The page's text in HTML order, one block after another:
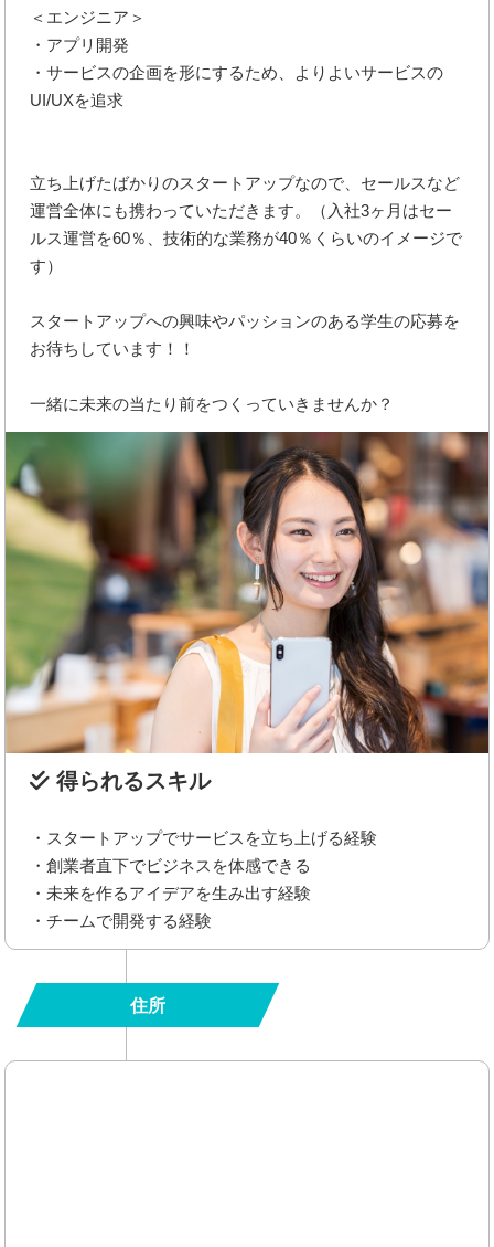
＜エンジニア＞
・アプリ開発
・サービスの企画を形にするため、よりよいサービスの
UI/UXを追求
立ち上げたばかりのスタートアップなので、セールスなど
運営全体にも携わっていただきます。（入社3ヶ月はセー
ルス運営を60％、技術的な業務が40％くらいのイメージで
す）
スタートアップへの興味やパッションのある学生の応募を
お待ちしています！！
一緒に未来の当たり前をつくっていきませんか？
得られるスキル
・スタートアップでサービスを立ち上げる経験
・創業者直下でビジネスを体感できる
・未来を作るアイデアを生み出す経験
・チームで開発する経験
住所